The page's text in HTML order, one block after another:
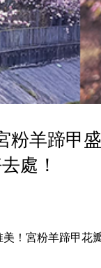
粉羊蹄甲
處！
！宮粉羊蹄甲花